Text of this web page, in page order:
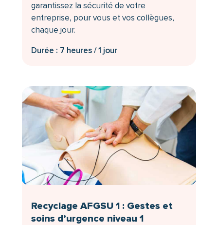
garantissez la sécurité de votre
entreprise, pour vous et vos collègues,
chaque jour.
Durée : 7 heures / 1 jour
Recyclage AFGSU 1 : Gestes et
soins d’urgence niveau 1